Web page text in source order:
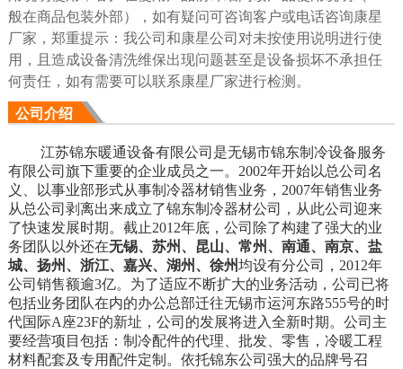
般在商品包装外部），如有疑问可咨询客户或电话咨询康星
厂家，郑重提示：我公司和康星公司对未按使用说明进行使
用，且造成设备清洗维保出现问题甚至是设备损坏不承担任
何责任，如有需要可以联系康星厂家进行检测。
公司介绍
江苏锦东暖通设备有限公司是无锡市锦东制冷设备服务
有限公司旗下重要的企业成员之一。2002年开始以总公司名
义、以事业部形式从事制冷器材销售业务，2007年销售业务
从总公司剥离出来成立了锦东制冷器材公司，从此公司迎来
了快速发展时期。截止2012年底，公司除了构建了强大的业
务团队以外还在无锡、苏州、昆山、常州、南通、南京、盐
城、扬州、浙江、嘉兴、湖州、徐州均设有分公司，2012年
公司销售额逾3亿。为了适应不断扩大的业务活动，公司已将
包括业务团队在内的办公总部迁往无锡市运河东路555号的时
代国际A座23F的新址，公司的发展将进入全新时期。公司主
要经营项目包括：制冷配件的代理、批发、零售，冷暖工程
材料配套及专用配件定制。依托锦东公司强大的品牌号召